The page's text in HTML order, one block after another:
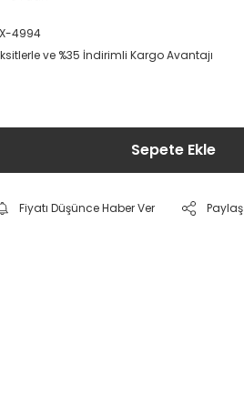
4994
ve %35 İndirimli Kargo Avantajı
Sepete Ekle
Fiyatı Düşünce Haber Ver Paylaş